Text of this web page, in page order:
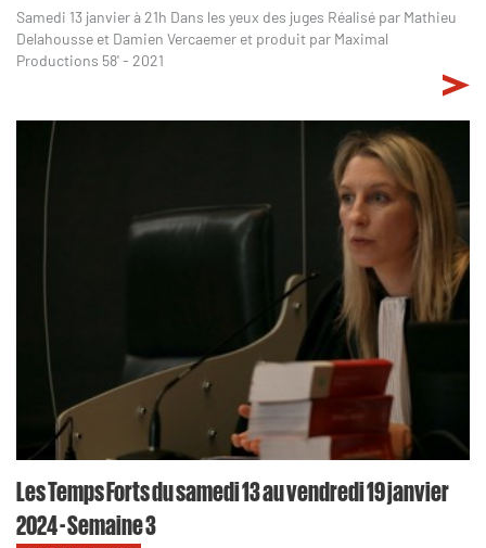
Samedi 13 janvier à 21h Dans les yeux des juges Réalisé par Mathieu
Delahousse et Damien Vercaemer et produit par Maximal
Productions 58' - 2021
Les Temps Forts du samedi 13 au vendredi 19 janvier
2024 - Semaine 3